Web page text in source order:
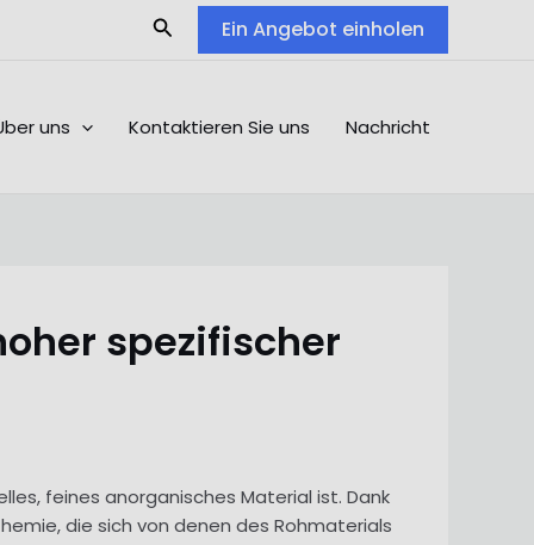
SearchEin Angebot einholen
uns Kontaktieren Sie uns Nachricht
spezifischer
feines anorganisches Material ist. Dank
die sich von denen des Rohmaterials